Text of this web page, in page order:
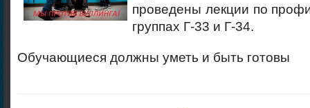
проведены лекции по
группах Г-33 и Г-34.
Обучающиеся должны уметь и быть готовы